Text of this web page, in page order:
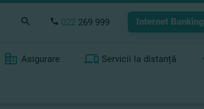
022 269 999 Internet Banking
Asigurare Servicii la distanță